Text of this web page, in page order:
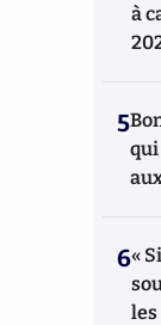
à
5
qui
6«
les